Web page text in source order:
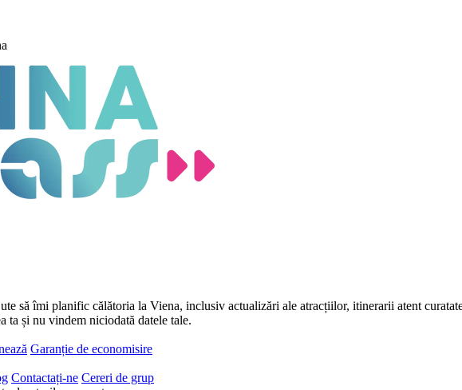
să îmi planific călătoria la Viena, inclusiv actualizări ale atracțiilor, itinerarii atent
ta și nu vindem niciodată datele tale.
Garanție de economisire
Contactați-ne Cereri de grup